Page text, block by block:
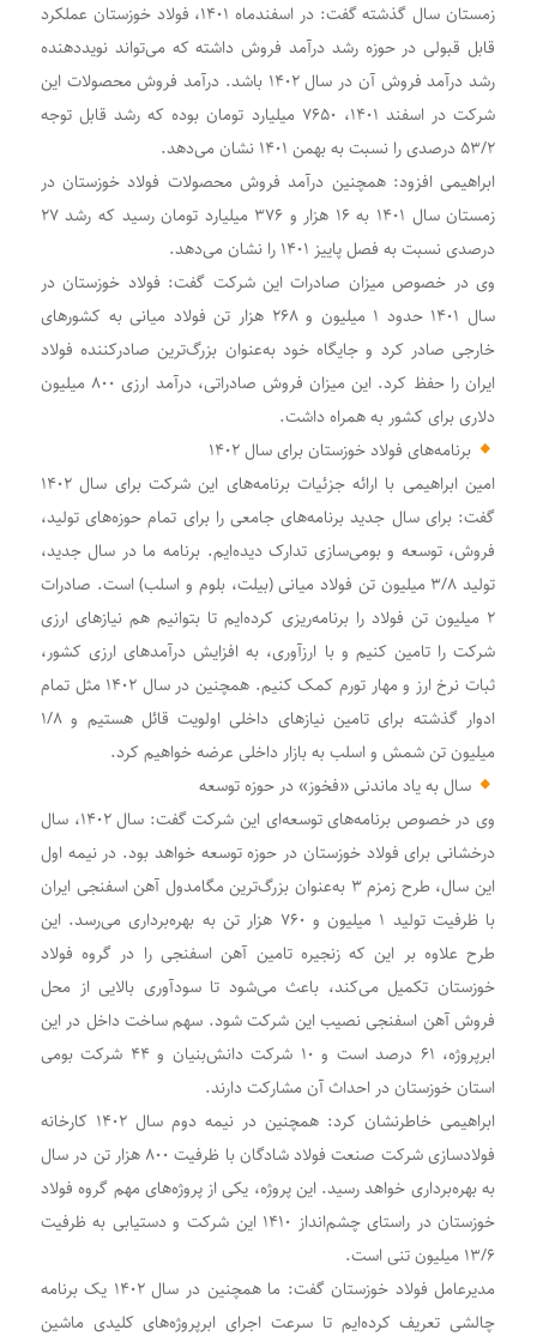
زمستان سال گذشته گفت: در اسفندماه ۱۴۰۱، فولاد خوزستان عملکرد
قابل قبولی در حوزه رشد درآمد فروش داشته که می‌تواند نویددهنده
رشد درآمد فروش آن در سال ۱۴۰۲ باشد. درآمد فروش محصولات این
شرکت در اسفند ۱۴۰۱، ۷۶۵۰ میلیارد تومان بوده که رشد قابل توجه
۵۳/۲ درصدی را نسبت به بهمن ۱۴۰۱ نشان می‌دهد.
ابراهیمی افزود: همچنین درآمد فروش محصولات فولاد خوزستان در
زمستان سال ۱۴۰۱ به ۱۶ هزار و ۳۷۶ میلیارد تومان رسید که رشد ۲۷
درصدی نسبت به فصل پاییز ۱۴۰۱ را نشان می‌دهد.
وی در خصوص میزان صادرات این شرکت گفت: فولاد خوزستان در
سال ۱۴۰۱ حدود ۱ میلیون و ۲۶۸ هزار تن فولاد میانی به کشورهای
خارجی صادر کرد و جایگاه خود به‌عنوان بزرگ‌ترین صادرکننده فولاد
ایران را حفظ کرد. این میزان فروش صادراتی، درآمد ارزی ۸۰۰ میلیون
دلاری برای کشور به همراه داشت.
برنامه‌های فولاد خوزستان برای سال ۱۴۰۲
امین ابراهیمی با ارائه جزئیات برنامه‌های این شرکت برای سال ۱۴۰۲
گفت: برای سال جدید برنامه‌های جامعی را برای تمام حوزه‌های تولید،
فروش، توسعه و بومی‌سازی تدارک دیده‌ایم. برنامه ما در سال جدید،
تولید ۳/۸ میلیون تن فولاد میانی (بیلت، بلوم و اسلب) است. صادرات
۲ میلیون تن فولاد را برنامه‌ریزی کرده‌ایم تا بتوانیم هم نیازهای ارزی
شرکت را تامین کنیم و با ارزآوری، به افزایش درآمدهای ارزی کشور،
ثبات نرخ ارز و مهار تورم کمک کنیم. همچنین در سال ۱۴۰۲ مثل تمام
ادوار گذشته برای تامین نیازهای داخلی اولویت قائل هستیم و ۱/۸
میلیون تن شمش و اسلب به بازار داخلی عرضه خواهیم کرد.
سال به یاد ماندنی «فخوز» در حوزه توسعه
وی در خصوص برنامه‌های توسعه‌ای این شرکت گفت: سال ۱۴۰۲، سال
درخشانی برای فولاد خوزستان در حوزه توسعه خواهد بود. در نیمه اول
این سال، طرح زمزم ۳ به‌عنوان بزرگ‌ترین مگامدول آهن اسفنجی ایران
با ظرفیت تولید ۱ میلیون و ۷۶۰ هزار تن به بهره‌برداری می‌رسد. این
طرح علاوه بر این که زنجیره تامین آهن اسفنجی را در گروه فولاد
خوزستان تکمیل می‌کند، باعث می‌شود تا سودآوری بالایی از محل
فروش آهن اسفنجی نصیب این شرکت شود. سهم ساخت داخل در این
ابرپروژه، ۶۱ درصد است و ۱۰ شرکت دانش‌بنیان و ۴۴ شرکت بومی
استان خوزستان در احداث آن مشارکت دارند.
ابراهیمی خاطرنشان کرد: همچنین در نیمه دوم سال ۱۴۰۲ کارخانه
فولادسازی شرکت صنعت فولاد شادگان با ظرفیت ۸۰۰ هزار تن در سال
به بهره‌برداری خواهد رسید. این پروژه، یکی از پروژه‌های مهم گروه فولاد
خوزستان در راستای چشم‌انداز ۱۴۱۰ این شرکت و دستیابی به ظرفیت
۱۳/۶ میلیون تنی است.
مدیرعامل فولاد خوزستان گفت: ما همچنین در سال ۱۴۰۲ یک برنامه
چالشی تعریف کرده‌ایم تا سرعت اجرای ابرپروژه‌های کلیدی ماشین